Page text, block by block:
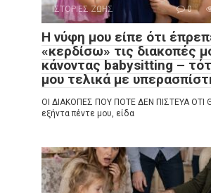
ΙΣΤΟΡΙΕΣ ΖΩΗΣ 0
Η νύφη μου είπε ότι
«κερδίσω» τις διακοπές
κάνοντας babysitting –
μου τελικά με
ΟΙ ΔΙΑΚΟΠΕΣ ΠΟΥ ΠΟΤΕ ΔΕΝ ΠΙΣΤΕΥΑ ΟΤΙ
εξήντα πέντε μου, είδα